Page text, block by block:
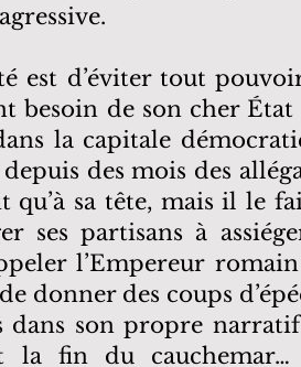
est d’éviter tout
besoin de son cher État
la capitale
des mois des
sa tête, mais il le
ses partisans à
l’Empereur
donner des coups
dans son propre
la fin du